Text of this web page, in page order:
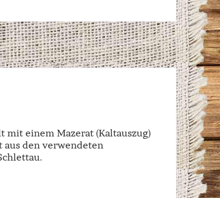
einem Mazerat (Kaltauszug)
den verwendeten